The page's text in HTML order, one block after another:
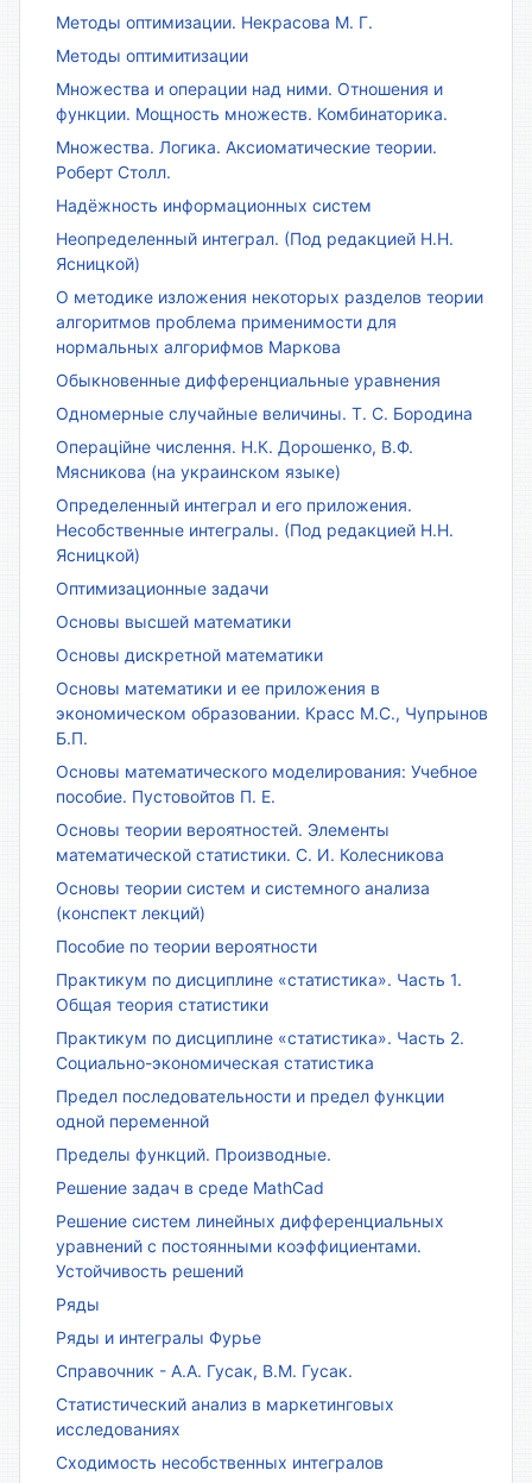
Методы оптимизации. Некрасова М. Г.
Методы оптимитизации
Множества и операции над ними. Отношения и
функции. Мощность множеств. Комбинаторика.
Множества. Логика. Аксиоматические теории.
Роберт Столл.
Надёжность информационных систем
Неопределенный интеграл. (Под редакцией Н.Н.
Ясницкой)
О методике изложения некоторых разделов теории
алгоритмов проблема применимости для
нормальных алгорифмов Маркова
Обыкновенные дифференциальные уравнения
Одномерные случайные величины. Т. С. Бородина
Операційне числення. Н.К. Дорошенко, В.Ф.
Мясникова (на украинском языке)
Определенный интеграл и его приложения.
Несобственные интегралы. (Под редакцией Н.Н.
Ясницкой)
Оптимизационные задачи
Основы высшей математики
Основы дискретной математики
Основы математики и ее приложения в
экономическом образовании. Красс М.С., Чупрынов
Б.П.
Основы математического моделирования: Учебное
пособие. Пустовойтов П. Е.
Основы теории вероятностей. Элементы
математической статистики. С. И. Колесникова
Основы теории систем и системного анализа
(конспект лекций)
Пособие по теории вероятности
Практикум по дисциплине «статистика». Часть 1.
Общая теория статистики
Практикум по дисциплине «статистика». Часть 2.
Социально-экономическая статистика
Предел последовательности и предел функции
одной переменной
Пределы функций. Производные.
Решение задач в среде MathCad
Решение систем линейных дифференциальных
уравнений с постоянными коэффициентами.
Устойчивость решений
Ряды
Ряды и интегралы Фурье
Справочник - А.А. Гусак, В.М. Гусак.
Статистический анализ в маркетинговых
исследованиях
Сходимость несобственных интегралов